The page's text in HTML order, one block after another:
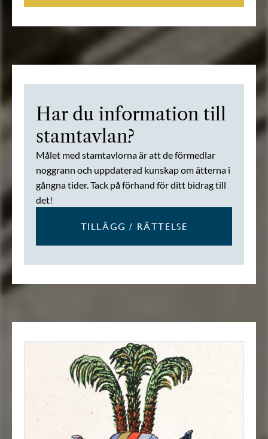
Har du information till
stamtavlan?
Målet med stamtavlorna är att de förmedlar
noggrann och uppdaterad kunskap om ätterna i
gångna tider. Tack på förhand för ditt bidrag till
det!
TILLÄGG / RÄTTELSE